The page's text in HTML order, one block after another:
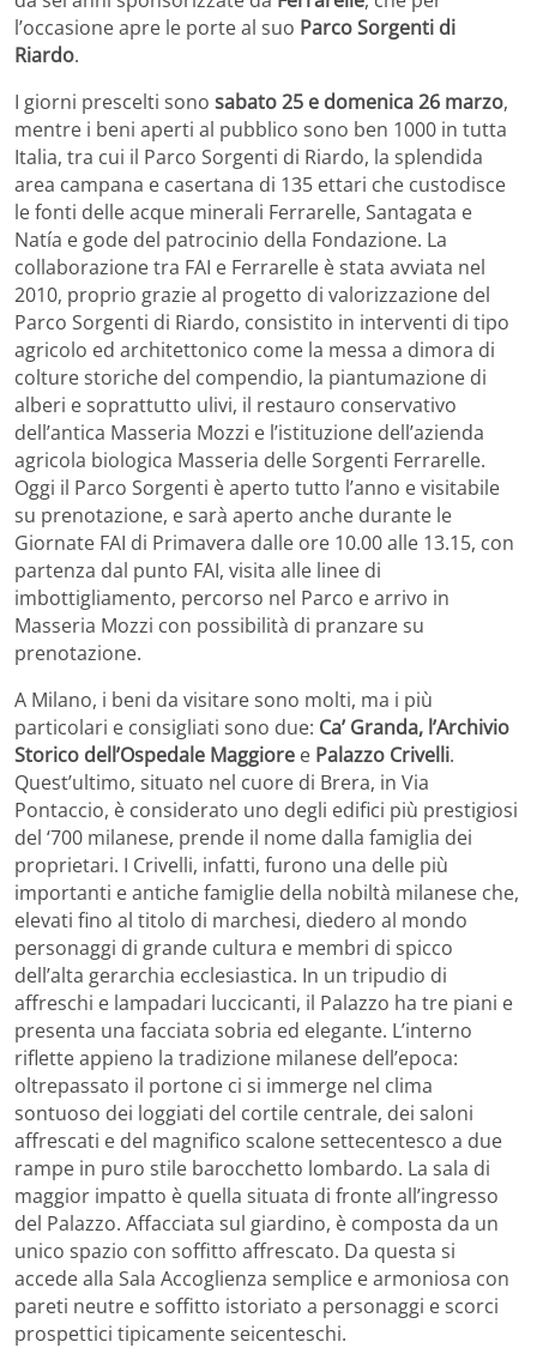
l’occasione apre le porte al suo Parco Sorgenti di
Riardo.
I giorni prescelti sono sabato 25 e domenica 26 marzo,
mentre i beni aperti al pubblico sono ben 1000 in tutta
Italia, tra cui il Parco Sorgenti di Riardo, la splendida
area campana e casertana di 135 ettari che custodisce
le fonti delle acque minerali Ferrarelle, Santagata e
Natía e gode del patrocinio della Fondazione. La
collaborazione tra FAI e Ferrarelle è stata avviata nel
2010, proprio grazie al progetto di valorizzazione del
Parco Sorgenti di Riardo, consistito in interventi di tipo
agricolo ed architettonico come la messa a dimora di
colture storiche del compendio, la piantumazione di
alberi e soprattutto ulivi, il restauro conservativo
dell’antica Masseria Mozzi e l’istituzione dell’azienda
agricola biologica Masseria delle Sorgenti Ferrarelle.
Oggi il Parco Sorgenti è aperto tutto l’anno e visitabile
su prenotazione, e sarà aperto anche durante le
Giornate FAI di Primavera dalle ore 10.00 alle 13.15, con
partenza dal punto FAI, visita alle linee di
imbottigliamento, percorso nel Parco e arrivo in
Masseria Mozzi con possibilità di pranzare su
prenotazione.
A Milano, i beni da visitare sono molti, ma i più
particolari e consigliati sono due: Ca’ Granda, l’Archivio
Storico dell’Ospedale Maggiore e Palazzo Crivelli.
Quest’ultimo, situato nel cuore di Brera, in Via
Pontaccio, è considerato uno degli edifici più prestigiosi
del ‘700 milanese, prende il nome dalla famiglia dei
proprietari. I Crivelli, infatti, furono una delle più
importanti e antiche famiglie della nobiltà milanese che,
elevati fino al titolo di marchesi, diedero al mondo
personaggi di grande cultura e membri di spicco
dell’alta gerarchia ecclesiastica. In un tripudio di
affreschi e lampadari luccicanti, il Palazzo ha tre piani e
presenta una facciata sobria ed elegante. L’interno
riflette appieno la tradizione milanese dell’epoca:
oltrepassato il portone ci si immerge nel clima
sontuoso dei loggiati del cortile centrale, dei saloni
affrescati e del magnifico scalone settecentesco a due
rampe in puro stile barocchetto lombardo. La sala di
maggior impatto è quella situata di fronte all’ingresso
del Palazzo. Affacciata sul giardino, è composta da un
unico spazio con soffitto affrescato. Da questa si
accede alla Sala Accoglienza semplice e armoniosa con
pareti neutre e soffitto istoriato a personaggi e scorci
prospettici tipicamente seicenteschi.